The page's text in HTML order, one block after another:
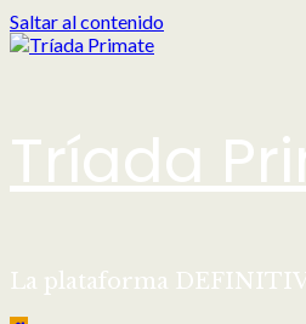
Saltar al contenido
Tríada
La plataforma